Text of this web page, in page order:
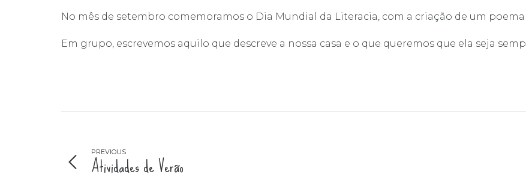
No mês de setembro comemoramos o Dia Mundial da Literacia, com a criação de um
Em grupo, escrevemos aquilo que descreve a nossa casa e o que queremos que ela seja
PREVIOUS
Atividades de Verão